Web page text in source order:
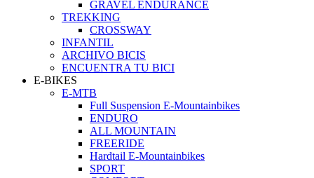
GRAVEL ENDURANCE
TREKKING
CROSSWAY
INFANTIL
ARCHIVO BICIS
ENCUENTRA TU BICI
E-BIKES
E-MTB
Full Suspension E-Mountainbikes
ENDURO
ALL MOUNTAIN
FREERIDE
Hardtail E-Mountainbikes
SPORT